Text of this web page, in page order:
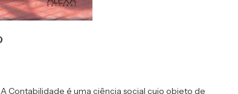
A Contabilidade é uma ciência social cujo objeto de